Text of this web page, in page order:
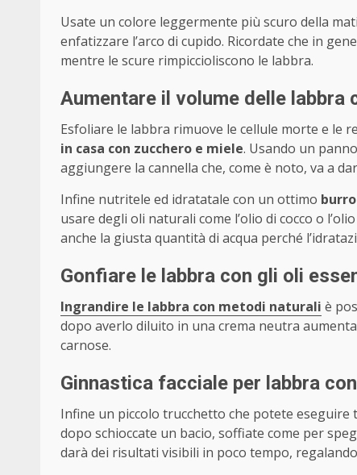
Usate un colore leggermente più scuro della
enfatizzare l’arco di cupido. Ricordate che in
mentre le scure rimpiccioliscono le labbra.
Aumentare il volume delle labbra
Esfoliare le labbra rimuove le cellule morte e le
in casa con zucchero e miele. Usando un
aggiungere la cannella che, come è noto, va a
Infine nutritele ed idratatale con un ottimo
usare degli oli naturali come l’olio di cocco o
anche la giusta quantità di acqua perché
Gonfiare le labbra con gli oli
Ingrandire le labbra con metodi naturali è
dopo averlo diluito in una crema neutra
carnose.
Ginnastica facciale per labbra
Infine un piccolo trucchetto che potete
dopo schioccate un bacio, soffiate come per
darà dei risultati visibili in poco tempo,